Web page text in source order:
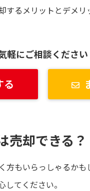
るメリットとデメリ
軽にご相談くださ
る
売却できる？
方もいらっしゃるか
てください。